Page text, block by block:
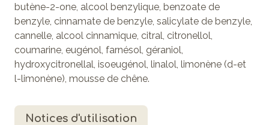
butène-2-one, alcool benzylique, benzoate de
benzyle, cinnamate de benzyle, salicylate de benzyle,
cannelle, alcool cinnamique, citral, citronellol,
coumarine, eugénol, farnésol, géraniol,
hydroxycitronellal, isoeugénol, linalol, limonène (d-et
l-limonène), mousse de chêne.
Notices d'utilisation